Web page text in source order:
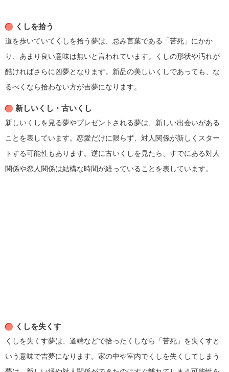
くしを拾う
道を歩いていてくしを拾う夢は、忌み言葉である「苦死」にかか
り、あまり良い意味は無いと言われています。くしの形状や汚れが
酷ければさらに凶夢となります。新品の美しいくしであっても、な
るべくなら拾わない方が吉夢になります。
新しいくし・古いくし
新しいくしを見る夢やプレゼントされる夢は、新しい出会いがある
ことを表しています。恋愛だけに限らず、対人関係が新しくスター
トする可能性もあります。逆に古いくしを見たら、すでにある対人
関係や恋人関係は結構な時間が経っていることを表しています。
くしを失くす
くしを失くす夢は、道端などで拾ったくしなら「苦死」を失くすと
いう意味で吉夢になります。家の中や室内でくしを失くしてしまう